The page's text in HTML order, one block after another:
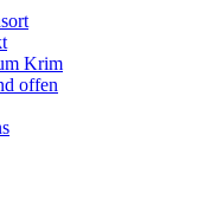
Krim
offen